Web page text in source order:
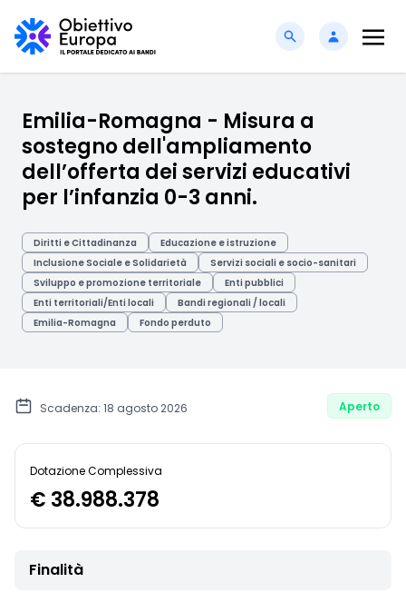
Emilia-Romagna - Misura a
sostegno dell'ampliamento
dell’offerta dei servizi educativi
per l’infanzia 0-3 anni.
Diritti e Cittadinanza
Educazione e istruzione
Inclusione Sociale e Solidarietà
Servizi sociali e socio-sanitari
Sviluppo e promozione territoriale
Enti pubblici
Enti territoriali/Enti locali
Bandi regionali / locali
Emilia-Romagna
Fondo perduto
Scadenza: 18 agosto 2026 Aperto
Dotazione Complessiva
€ 38.988.378
Finalità